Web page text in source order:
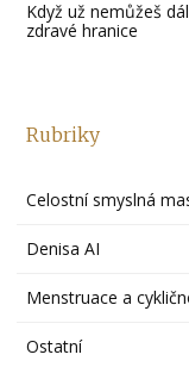
Když už nemůžeš
zdravé hranice
Rubriky
Celostní smyslná
Denisa AI
Menstruace a
Ostatní